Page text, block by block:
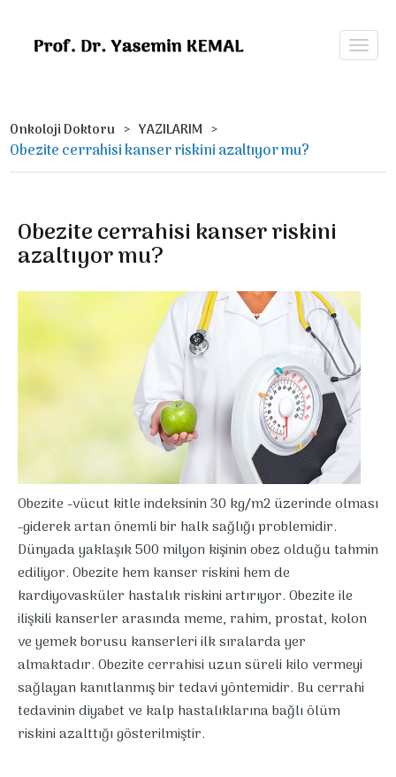
Onkoloji Doktoru YAZILARIM
Obezite cerrahisi kanser riskini azaltıyor mu?
Obezite cerrahisi kanser riskini
azaltıyor mu?
Obezite -vücut kitle indeksinin 30 kg/m2 üzerinde olması
-giderek artan önemli bir halk sağlığı problemidir.
Dünyada yaklaşık 500 milyon kişinin obez olduğu tahmin
ediliyor. Obezite hem kanser riskini hem de
kardiyovasküler hastalık riskini artırıyor. Obezite ile
ilişkili kanserler arasında meme, rahim, prostat, kolon
ve yemek borusu kanserleri ilk sıralarda yer
almaktadır. Obezite cerrahisi uzun süreli kilo vermeyi
sağlayan kanıtlanmış bir tedavi yöntemidir. Bu cerrahi
tedavinin diyabet ve kalp hastalıklarına bağlı ölüm
riskini azalttığı gösterilmiştir.